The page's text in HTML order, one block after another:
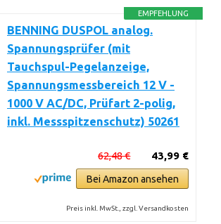
EMPFEHLUNG
BENNING DUSPOL analog.
Spannungsprüfer (mit
Tauchspul-Pegelanzeige,
Spannungsmessbereich 12 V -
1000 V AC/DC, Prüfart 2-polig,
inkl. Messspitzenschutz) 50261
43,99 €
62,48 €
Bei Amazon ansehen
Preis inkl. MwSt., zzgl. Versandkosten